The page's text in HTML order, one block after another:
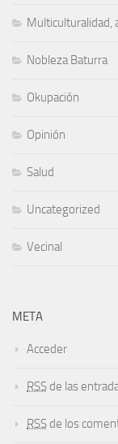
Multiculturalidad,
Nobleza Baturra
Okupación
Opinión
Salud
Uncategorized
Vecinal
META
Acceder
RSS de las
RSS de los